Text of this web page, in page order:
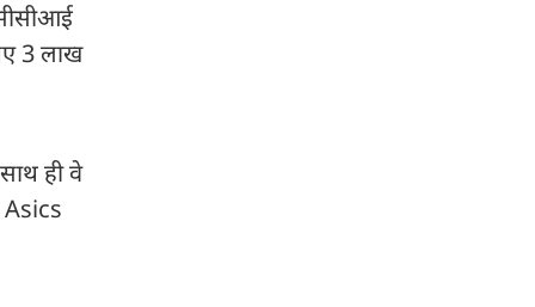
3 लाख
ही वे
Asics